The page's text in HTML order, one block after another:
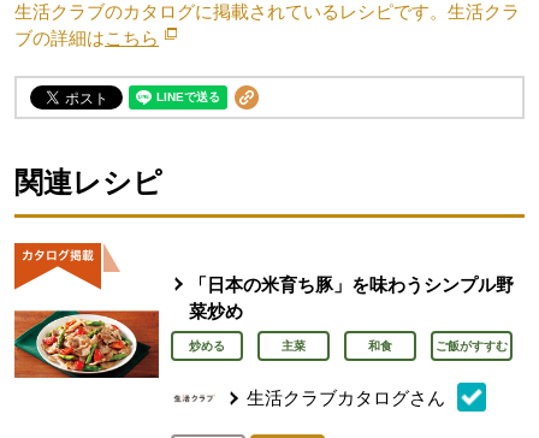
生活クラブのカタログに掲載されているレシピです。生活クラ
ブの詳細はこちら 別のウィンドウで開きます。
関連レシピ
「日本の米育ち豚」を味わうシンプル野
菜炒め
炒める 主菜 和食 ご飯がすすむ
生活クラブカタログさん